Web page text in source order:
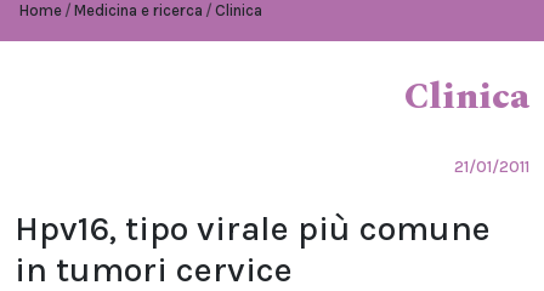
Home Medicina e ricerca Clinica
Clinica
21/01/2011
Hpv16, tipo virale più comune
in tumori cervice